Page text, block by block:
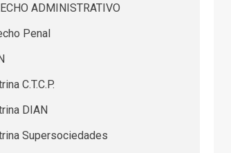
ADMINISTRATIVO
Penal
C.T.C.P.
DIAN
Supersociedades